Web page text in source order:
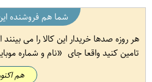
شما هم فروشنده
هر روزه صدها خریدار این کالا را می
تامین کنید واقعا جای
نام و شماره
هم